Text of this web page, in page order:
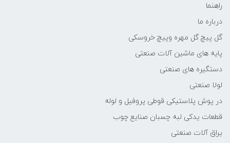
راهنما
درباره ما
گل پیچ گل مهره وپیچ خروسکی
پایه های ماشین آلات صنعتی
دستگیره های صنعتی
لولا صنعتی
در پوش پلاستیکی قوطی پروفیل و لوله
قطعات یدکی لبه چسبان صنایع چوب
یراق آلات صنعتی